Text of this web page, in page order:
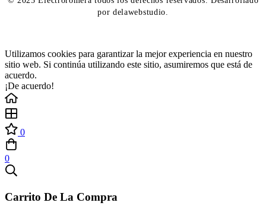
por delawebstudio.
Utilizamos cookies para garantizar la mejor experiencia en nuestro
sitio web. Si continúa utilizando este sitio, asumiremos que está de
acuerdo.
¡De acuerdo!
0
0
Carrito De La Compra